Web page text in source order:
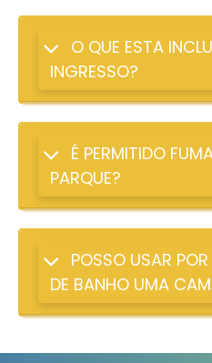
INGRESSO?
PARQUE?
DE BANHO UMA